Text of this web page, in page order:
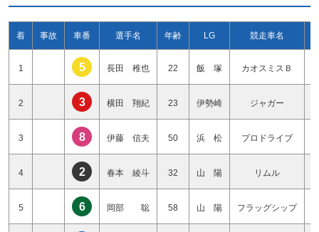
着 事故 車番 選手名 年齢 LG 競走車名
1 5 長田 稚也 22 飯 塚 カオスミスＢ
2 3 横田 翔紀 23 伊勢崎 ジャガー
3 8 伊藤 信夫 50 浜 松 プロドライブ
4 2 春本 綾斗 32 山 陽 リムル
5 6 岡部 聡 58 山 陽 フラッグシップ